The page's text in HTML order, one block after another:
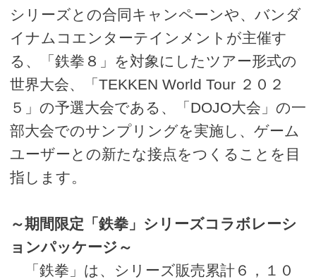
シリーズとの合同キャンペーンや、バンダ
イナムコエンターテインメントが主催す
る、「鉄拳８」を対象にしたツアー形式の
世界大会、「TEKKEN World Tour ２０２
５」の予選大会である、「DOJO大会」の一
部大会でのサンプリングを実施し、ゲーム
ユーザーとの新たな接点をつくることを目
指します。
～期間限定「鉄拳」シリーズコラボレーシ
ョンパッケージ～
「鉄拳」は、シリーズ販売累計６，１０